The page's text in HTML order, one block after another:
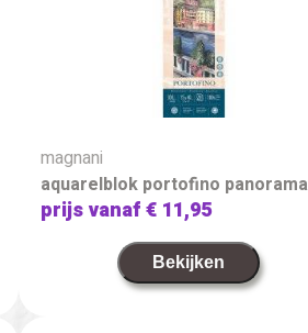
magnani
aquarelblok portofino panorama
prijs vanaf€ 11,95
Bekijken